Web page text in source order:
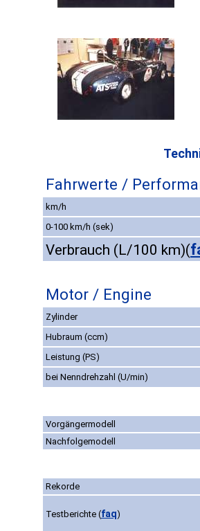
Fahrwerte /
km/h
0-100 km/h (sek)
Verbrauch (L/100 km)(
Motor / Engine
Zylinder
Hubraum (ccm)
Leistung (PS)
bei Nenndrehzahl (U/min)
Vorgängermodell
Nachfolgemodell
Rekorde
Testberichte (faq)